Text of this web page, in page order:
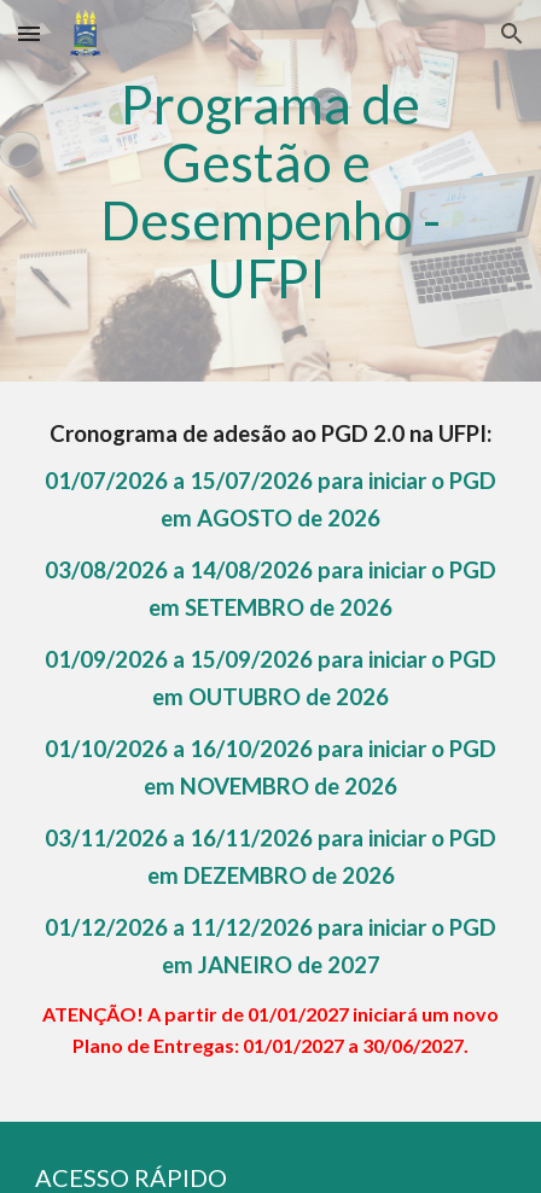
Skip to main content Skip to navigation
Programa de
Gestão e
Desempenho -
UFPI
Cronograma de adesão ao PGD 2.0 na UFPI:
01/07/2026 a 15/07/2026 para iniciar o PGD
em AGOSTO de 2026
03/08/2026 a 14/08/2026 para iniciar o PGD
em SETEMBRO de 2026
01/09/2026 a 15/09/2026 para iniciar o PGD
em OUTUBRO de 2026
01/10/2026 a 16/10/2026 para iniciar o PGD
em NOVEMBRO de 2026
03/11/2026 a 16/11/2026 para iniciar o PGD
em DEZEMBROde 2026
01/12/2026 a 11/12/2026 para iniciar o PGD
em JANEIROde 2027
ATENÇÃO! A partir de 01/01/2027 iniciará um novo
Plano de Entregas: 01/01/2027 a 30/06/2027.
ACESSO RÁPIDO